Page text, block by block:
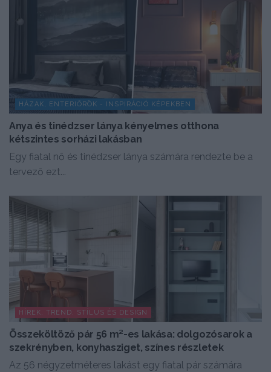
HÁZAK, ENTERIŐRÖK - INSPIRÁCIÓ KÉPEKBEN
Anya és tinédzser lánya kényelmes otthona
kétszintes sorházi lakásban
Egy fiatal nő és tinédzser lánya számára rendezte be a
tervező ezt...
HÍREK, TREND, STÍLUS ÉS DESIGN
Összeköltöző pár 56 m²-es lakása: dolgozósarok a
szekrényben, konyhasziget, színes részletek
Az 56 négyzetméteres lakást egy fiatal pár számára